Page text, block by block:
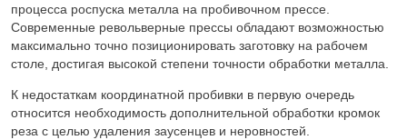
процесса роспуска металла на пробивочном прессе.
Современные револьверные прессы обладают возможностью
максимально точно позиционировать заготовку на рабочем
столе, достигая высокой степени точности обработки металла.
К недостаткам координатной пробивки в первую очередь
относится необходимость дополнительной обработки кромок
реза с целью удаления заусенцев и неровностей.